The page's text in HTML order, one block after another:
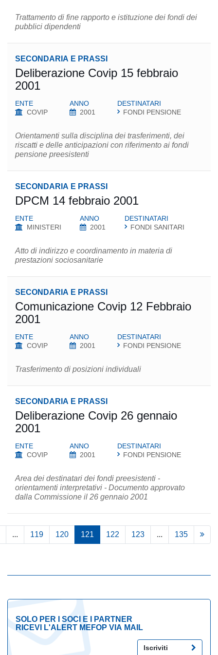
Trattamento di fine rapporto e istituzione dei fondi dei
pubblici dipendenti
SECONDARIA E PRASSI
Deliberazione Covip 15 febbraio
2001
ENTE
COVIP
ANNO
2001
DESTINATARI
FONDI PENSIONE
Orientamenti sulla disciplina dei trasferimenti, dei
riscatti e delle anticipazioni con riferimento ai fondi
pensione preesistenti
SECONDARIA E PRASSI
DPCM 14 febbraio 2001
ENTE
MINISTERI
ANNO
2001
DESTINATARI
FONDI SANITARI
Atto di indirizzo e coordinamento in materia di
prestazioni sociosanitarie
SECONDARIA E PRASSI
Comunicazione Covip 12 Febbraio
2001
ENTE
COVIP
ANNO
2001
DESTINATARI
FONDI PENSIONE
Trasferimento di posizioni individuali
SECONDARIA E PRASSI
Deliberazione Covip 26 gennaio
2001
ENTE
COVIP
ANNO
2001
DESTINATARI
FONDI PENSIONE
Area dei destinatari dei fondi preesistenti -
orientamenti interpretativi - Documento approvato
dalla Commissione il 26 gennaio 2001
... 119 120 121 122 123 ... 135
SOLO PER I SOCI E I PARTNER
RICEVI L'ALERT MEFOP VIA MAIL
Iscriviti